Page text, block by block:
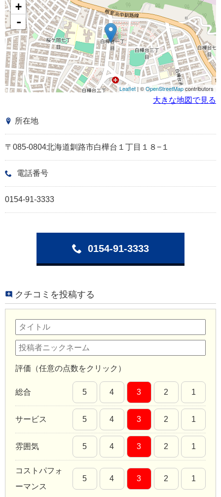
+
-
Leaflet | ©OpenStreetMapcontributors
大きな地図で見る
所在地
〒085-0804北海道釧路市白樺台１丁目１８−１
電話番号
0154-91-3333
0154-91-3333
クチコミを投稿する
評価（任意の点数をクリック）
総合 5 4 3 2 1
サービス 5 4 3 2 1
雰囲気 5 4 3 2 1
コストパフォ
ーマンス
5 4 3 2 1